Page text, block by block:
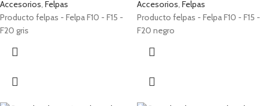
Accesorios, Felpas
Producto felpas - Felpa F10 - F15 -
F20 gris
Accesorios, Felpas
Producto felpas - Felpa F10 - F15 -
F20 negro